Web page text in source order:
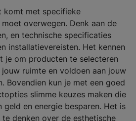
komt met specifieke
overwegen. Denk aan de
en technische specificaties
installatievereisten. Het kennen
je om producten te selecteren
ruimte en voldoen aan jouw
Bovendien kun je met een goed
slimme keuzes maken die
geld en energie besparen. Het is
denken over de esthetische